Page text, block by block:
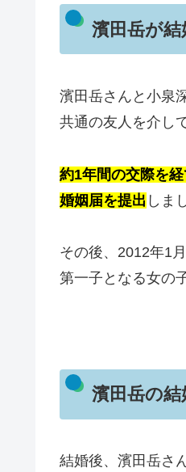
濱田岳が
濱田岳さんと小泉
共通の友人を介し
約1年間の交際を
婚姻届を提出 しま
その後、2012年1
第一子となる女の
濱田岳の
結婚後、濱田岳さ